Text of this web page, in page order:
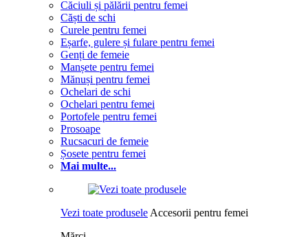
Căciuli și pălării pentru femei
Căști de schi
Curele pentru femei
Eșarfe, gulere și fulare pentru femei
Genți de femeie
Manșete pentru femei
Mănuși pentru femei
Ochelari de schi
Ochelari pentru femei
Portofele pentru femei
Prosoape
Rucsacuri de femeie
Șosete pentru femei
Mai multe...
Vezi toate produsele Accesorii pentru femei